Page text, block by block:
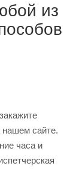
из
сайте.
часа и